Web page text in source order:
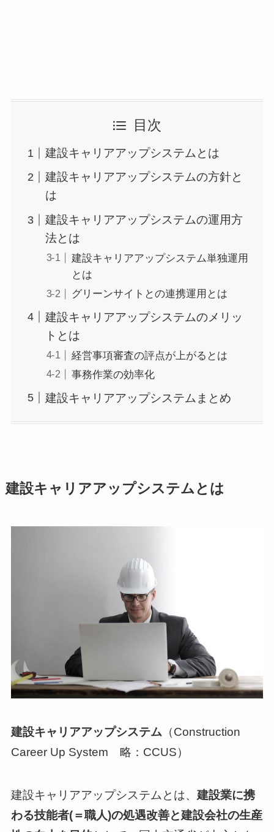
目次
建設キャリアアップシステムとは
建設キャリアアップシステムの方針と
は
建設キャリアアップシステムの運用方
法とは
建設キャリアアップシステム単独運用
とは
グリーンサイトとの連携運用とは
建設キャリアアップシステムのメリッ
トとは
経営事項審査の評点が上がるとは
事務作業の効率化
建設キャリアアップシステムまとめ
建設キャリアアップシステムとは
建設キャリアアップシステム （Construction
Career Up System 略：CCUS）
建設キャリアアップシステムとは、 建設業に携
わる技能者(＝職人)の処遇改善と建設会社の生産